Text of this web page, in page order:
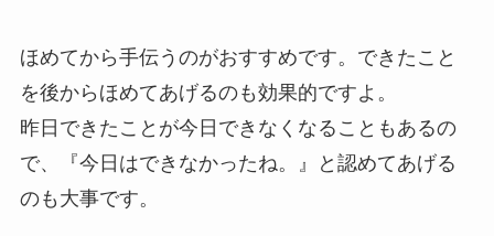
ほめてから手伝うのがおすすめです。できたこと
を後からほめてあげるのも効果的ですよ。
昨日できたことが今日できなくなることもあるの
で、『今日はできなかったね。』と認めてあげる
のも大事です。